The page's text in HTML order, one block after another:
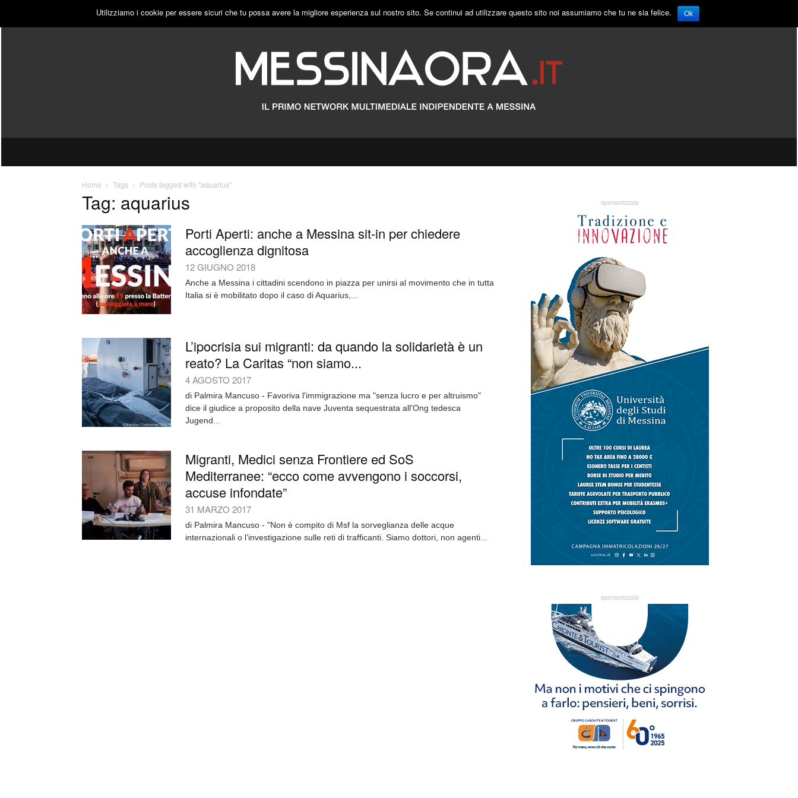
VENERDÌ, 7 AGOSTO 2026 PUBBLICITÀ
Home Tags Posts tagged with "aquarius"
Tag: aquarius
Porti Aperti: anche a Messina sit-in per chiedere
accoglienza dignitosa
12 GIUGNO 2018
Anche a Messina i cittadini scendono in piazza per unirsi al movimento che in tutta
Italia si è mobilitato dopo il caso di Aquarius,...
L’ipocrisia sui migranti: da quando la solidarietà è un
reato? La Caritas “non siamo...
4 AGOSTO 2017
di Palmira Mancuso - Favoriva l'immigrazione ma "senza lucro e per altruismo"
dice il giudice a proposito della nave Juventa sequestrata all'Ong tedesca
Jugend...
Migranti, Medici senza Frontiere ed SoS
Mediterranee: “ecco come avvengono i soccorsi,
accuse infondate”
31 MARZO 2017
di Palmira Mancuso - "Non è compito di Msf la sorveglianza delle acque
internazionali o l’investigazione sulle reti di trafficanti. Siamo dottori, non agenti...
sponsorizzata
sponsorizzata
Utilizziamo i cookie per essere sicuri che tu possa avere la migliore esperienza sul nostro sito. Se continui ad utilizzare questo sito noi assumiamo che tu ne sia felice. Ok